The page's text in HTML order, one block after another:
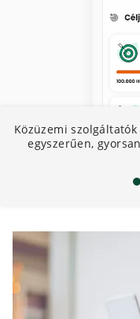
Közüzemi
egyszerűen,